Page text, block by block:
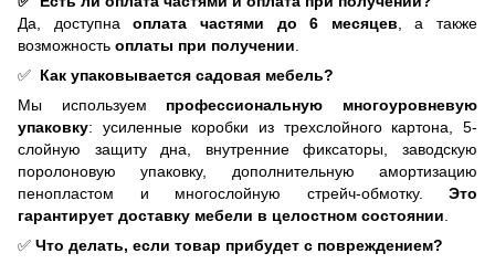
Да, доступна оплата частями до 6 месяцев , а также
возможность оплаты при получении
✅ Как упаковывается садовая мебель?
Мы используем профессиональную многоуровневую
упаковку: усиленные коробки из трехслойного картона, 5-
слойную защиту дна, внутренние фиксаторы, заводскую
поролоновую упаковку, дополнительную амортизацию
пенопластом и многослойную стрейч-обмотку. Это
гарантирует доставку мебели в целостном состоянии
✅ Что делать, если товар прибудет с повреждением?